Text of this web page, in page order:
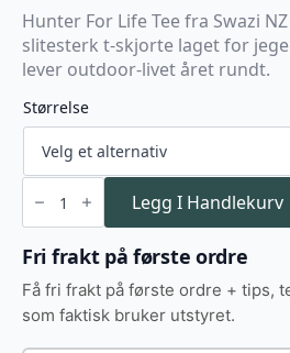
Hunter For Life Tee fra Swazi
slitesterk t-skjorte laget for
lever outdoor-livet året rundt.
Størrelse
Swazi
Hunter
Life
Men’s
T-
olive
antall
Legg I Handlekurv
Fri frakt på første ordre
Få fri frakt på første ordre + tips,
som faktisk bruker utstyret.